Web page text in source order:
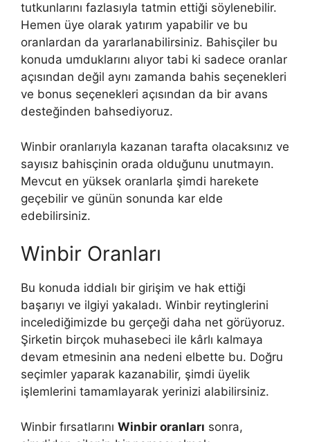
tutkunlarını fazlasıyla tatmin ettiği söylenebilir.
Hemen üye olarak yatırım yapabilir ve bu
oranlardan da yararlanabilirsiniz. Bahisçiler bu
konuda umduklarını alıyor tabi ki sadece oranlar
açısından değil aynı zamanda bahis seçenekleri
ve bonus seçenekleri açısından da bir avans
desteğinden bahsediyoruz.
Winbir oranlarıyla kazanan tarafta olacaksınız ve
sayısız bahisçinin orada olduğunu unutmayın.
Mevcut en yüksek oranlarla şimdi harekete
geçebilir ve günün sonunda kar elde
edebilirsiniz.
Winbir Oranları
Bu konuda iddialı bir girişim ve hak ettiği
başarıyı ve ilgiyi yakaladı. Winbir reytinglerini
incelediğimizde bu gerçeği daha net görüyoruz.
Şirketin birçok muhasebeci ile kârlı kalmaya
devam etmesinin ana nedeni elbette bu. Doğru
seçimler yaparak kazanabilir, şimdi üyelik
işlemlerini tamamlayarak yerinizi alabilirsiniz.
Winbir fırsatlarını Winbir oranları sonra,